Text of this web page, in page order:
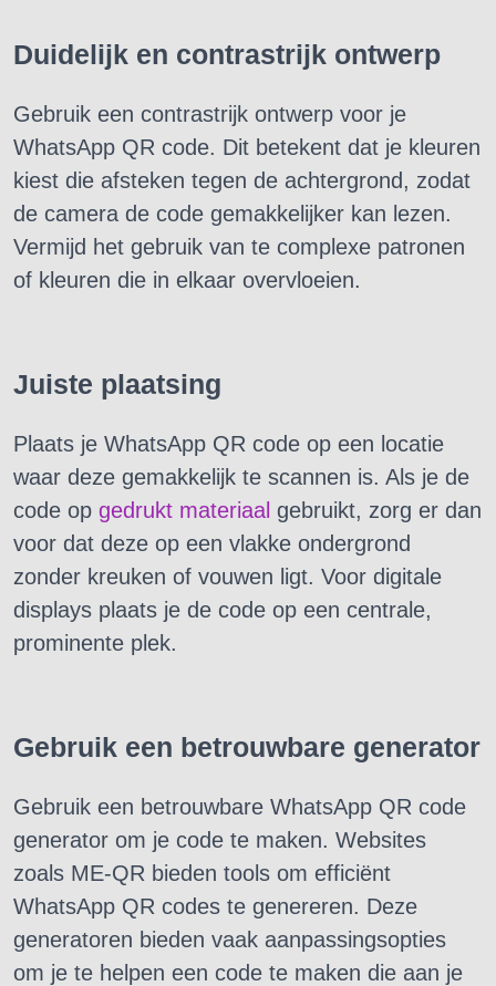
Duidelijk en contrastrijk ontwerp
Gebruik een contrastrijk ontwerp voor je
WhatsApp QR code. Dit betekent dat je kleuren
kiest die afsteken tegen de achtergrond, zodat
de camera de code gemakkelijker kan lezen.
Vermijd het gebruik van te complexe patronen
of kleuren die in elkaar overvloeien.
Juiste plaatsing
Plaats je WhatsApp QR code op een locatie
waar deze gemakkelijk te scannen is. Als je de
code op gedrukt materiaal gebruikt, zorg er dan
voor dat deze op een vlakke ondergrond
zonder kreuken of vouwen ligt. Voor digitale
displays plaats je de code op een centrale,
prominente plek.
Gebruik een betrouwbare generator
Gebruik een betrouwbare WhatsApp QR code
generator om je code te maken. Websites
zoals ME-QR bieden tools om efficiënt
WhatsApp QR codes te genereren. Deze
generatoren bieden vaak aanpassingsopties
om je te helpen een code te maken die aan je